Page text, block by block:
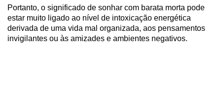
Portanto, o significado de sonhar com barata morta pode
estar muito ligado ao nível de intoxicação energética
derivada de uma vida mal organizada, aos pensamentos
invigilantes ou às amizades e ambientes negativos.